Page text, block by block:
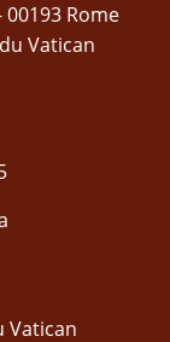
00193 Rome
Vatican
Vatican